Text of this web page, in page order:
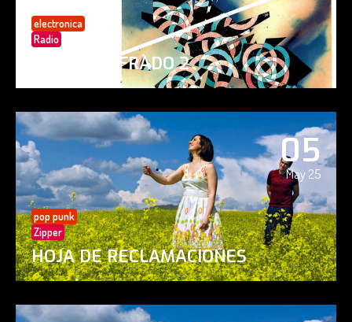
electronica
Radio
PAISAJE CIFRADO 2
05
May 25
pop punk
Zipper
HOJA DE RECLAMACIONES